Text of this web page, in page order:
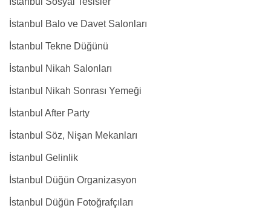
İstanbul Balo ve Davet Salonları
İstanbul Tekne Düğünü
İstanbul Nikah Salonları
İstanbul Nikah Sonrası Yemeği
İstanbul After Party
İstanbul Söz, Nişan Mekanları
İstanbul Gelinlik
İstanbul Düğün Organizasyon
İstanbul Düğün Fotoğrafçıları